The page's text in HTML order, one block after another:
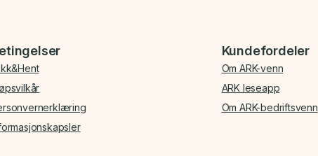
Kundefordeler
Om ARK-venn
ARK leseapp
Om ARK-bedriftsvenn